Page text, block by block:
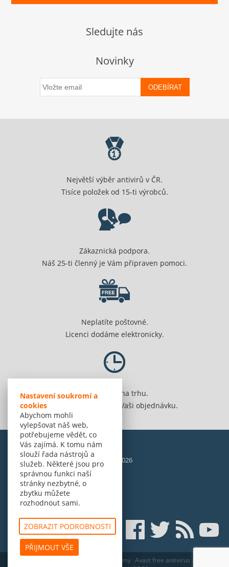
Nastavení soukromí a
cookies
Abychom mohli
vylepšovat náš web,
potřebujeme vědět, co
Vás zajímá. K tomu nám
slouží řada nástrojů a
služeb. Některé jsou pro
správnou funkci naší
stránky nezbytné, o
zbytku můžete
rozhodnout sami.
ZOBRAZIT PODROBNOSTI
PŘIJMOUT VŠE
Sledujte nás
Novinky
ODEBÍRAT
Největší výběr antivirů v ČR.
Tisíce položek od 15-ti výrobců.
Zákaznická podpora.
Náš 25-ti členný je Vám připraven pomoci.
Neplatíte poštovné.
Licenci dodáme elektronicky.
Jsme 20 let na trhu.
Spolehlivě vyřídíme Vaši objednávku.
© Amenit Software Solutions, 1998 - 2026
Powered by nopCommerce
Antivirové Centrum - antivirové programy Avast free antivirus zdarma v